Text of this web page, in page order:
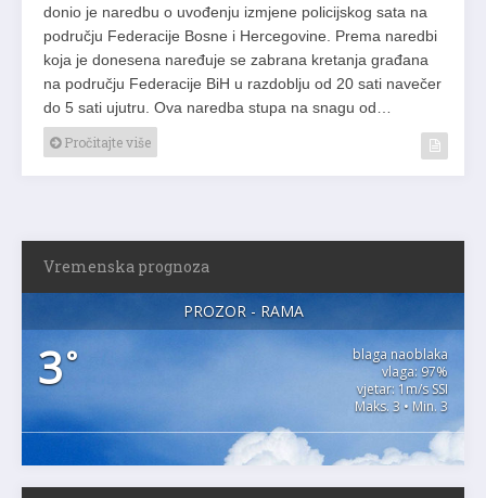
donio je naredbu o uvođenju izmjene policijskog sata na
području Federacije Bosne i Hercegovine. Prema naredbi
koja je donesena naređuje se zabrana kretanja građana
na području Federacije BiH u razdoblju od 20 sati navečer
do 5 sati ujutru. Ova naredba stupa na snagu od…
Pročitajte više
Vremenska prognoza
PROZOR - RAMA
3°
blaga naoblaka
vlaga: 97%
vjetar: 1m/s SSI
Maks. 3 • Min. 3